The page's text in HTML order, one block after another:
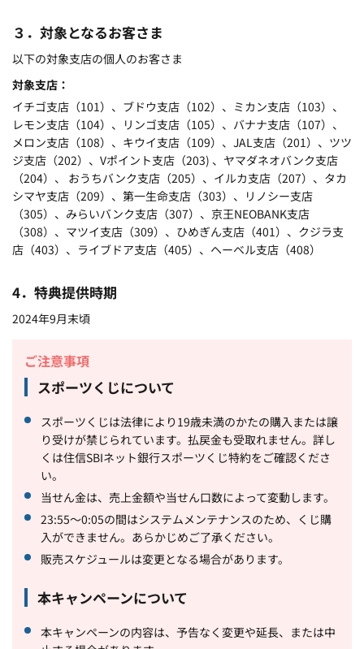
３．対象となるお客さま
以下の対象支店の個人のお客さま
対象支店
イチゴ支店（101）、ブドウ支店（102）、ミカン支店（103）、
レモン支店（104）、リンゴ支店（105）、バナナ支店（107）、
メロン支店（108）、キウイ支店（109）、JAL支店（201）、ツツ
ジ支店（202）、Vポイント支店（203) 、ヤマダネオバンク支店
（204）、 おうちバンク支店（205）、イルカ支店（207）、タカ
シマヤ支店（209）、第一生命支店（303）、リノシー支店
（305）、みらいバンク支店（307）、京王NEOBANK支店
（308）、マツイ支店（309）、ひめぎん支店（401）、クジラ支
店（403）、ライブドア支店（405）、ヘーベル支店（408）
4．特典提供時期
2024年9月末頃
ご注意事項
スポーツくじについて
スポーツくじは法律により19歳未満のかたの購入または譲
り受けが禁じられています。払戻金も受取れません。詳し
くは住信SBIネット銀行スポーツくじ特約をご確認くださ
い。
当せん金は、売上金額や当せん口数によって変動します。
23:55～0:05の間はシステムメンテナンスのため、くじ購
入ができません。あらかじめご了承ください。
販売スケジュールは変更となる場合があります。
本キャンペーンについて
本キャンペーンの内容は、予告なく変更や延長、または中